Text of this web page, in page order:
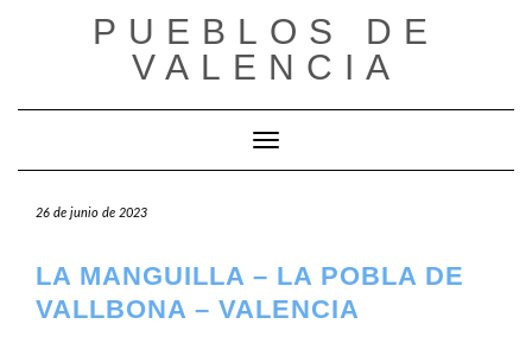
PUEBLOS DE
VALENCIA
Cambiar modo de navegación
26 de junio de 2023
LA MANGUILLA – LA POBLA DE
VALLBONA – VALENCIA